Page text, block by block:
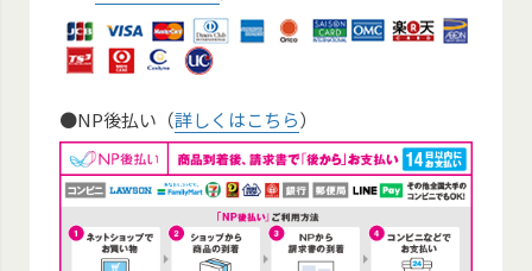
●NP後払い（詳しくはこちら）